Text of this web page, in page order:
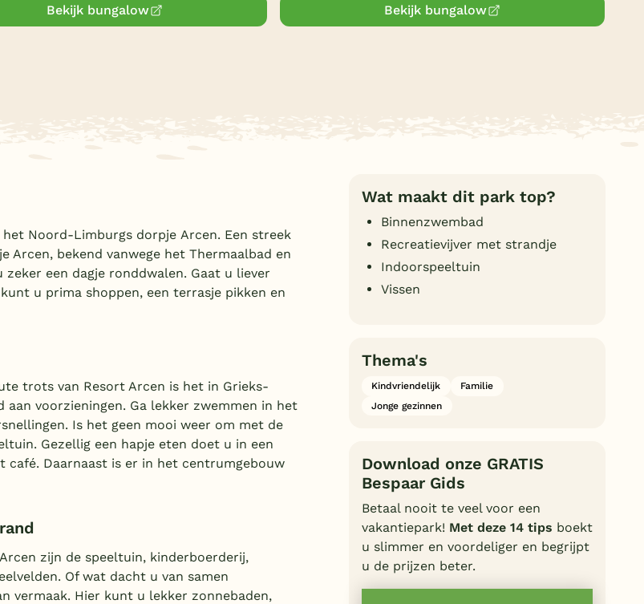
Bekijk bungalow Bekijk bungalow
Noord-Limburgs dorpje Arcen. Een streek
Arcen, bekend vanwege het Thermaalbad en
een dagje ronddwalen. Gaat u liever
u prima shoppen, een terrasje pikken en
trots van Resort Arcen is het in Grieks-
voorzieningen. Ga lekker zwemmen in het
Is het geen mooi weer om met de
Gezellig een hapje eten doet u in een
café. Daarnaast is er in het centrumgebouw
zijn de speeltuin, kinderboerderij,
Of wat dacht u van samen
vermaak. Hier kunt u lekker zonnebaden,
Wat maakt dit park top?
Binnenzwembad
Recreatievijver met strandje
Indoorspeeltuin
Vissen
Thema's
Kindvriendelijk
Familie
Jonge gezinnen
Download onze GRATIS
Bespaar Gids
Betaal nooit te veel voor een
vakantiepark! Met deze 14 tips boekt
u slimmer en voordeliger en begrijpt
u de prijzen beter.